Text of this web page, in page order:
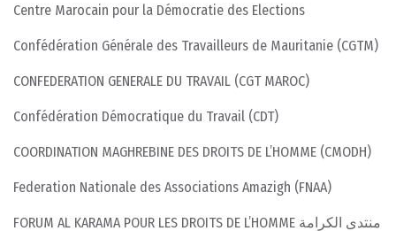
Centre Marocain pour la Démocratie des Elections
Confédération Générale des Travailleurs de Mauritanie (CGTM)
CONFEDERATION GENERALE DU TRAVAIL (CGT MAROC)
Confédération Démocratique du Travail (CDT)
COORDINATION MAGHREBINE DES DROITS DE L’HOMME (CMODH)
Federation Nationale des Associations Amazigh (FNAA)
FORUM AL KARAMA POUR LES DROITS DE L’HOMME منتدى الكرامة